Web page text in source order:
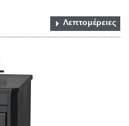
Λεπτομέρειες